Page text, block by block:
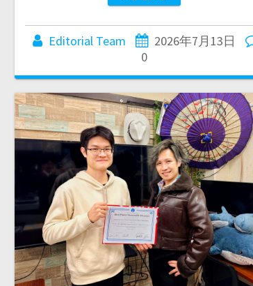
Editorial Team
2026年7月13日
0